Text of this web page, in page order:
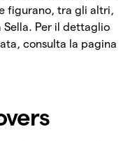
figurano, tra gli altri,
Sella. Per il dettaglio
consulta la pagina